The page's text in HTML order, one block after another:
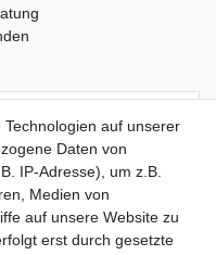
auf unserer
Daten von
IP-Adresse), um z.B.
Medien von
auf unsere Website zu
erst durch gesetzte